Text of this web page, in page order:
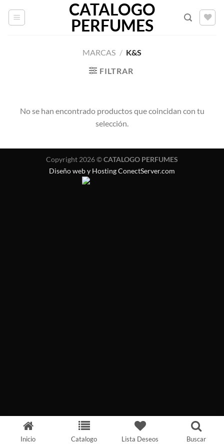
CATALOGO
PERFUMES
MARCAS / K&S
FILTRAR
No se han encontrado productos que coincidan con tu
selección.
Copyright 2026 ©CATALOGO PERFUMES
Diseño web y Hosting ConectServer.com
Inicio Catalogo Lista Deseos Buscar